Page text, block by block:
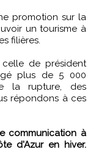
promotion sur la
un tourisme à
filières.
de président
plus de 5 000
la rupture, des
répondons à ces
communication à
d'Azur en hiver.